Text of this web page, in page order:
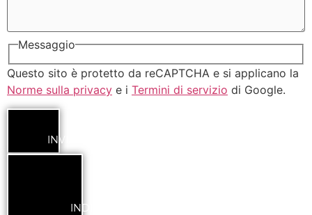
Messaggio
Questo sito è protetto da reCAPTCHA e si applicano la
Norme sulla privacy e i Termini di servizio di Google.
INVIA
INDIETRO